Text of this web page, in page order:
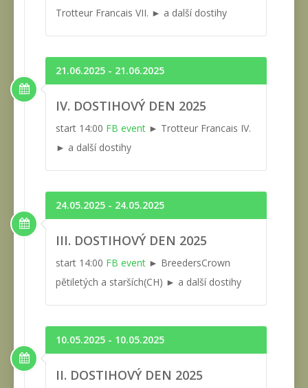
Trotteur Francais VII. ► a další dostihy
21.06.2025 - 21.06.2025
IV. DOSTIHOVÝ DEN 2025
start 14:00 FB event ► Trotteur Francais IV.
► a další dostihy
24.05.2025 - 24.05.2025
III. DOSTIHOVÝ DEN 2025
start 14:00 FB event ► BreedersCrown
pětiletých a starších(CH) ► a další dostihy
10.05.2025 - 10.05.2025
II. DOSTIHOVÝ DEN 2025